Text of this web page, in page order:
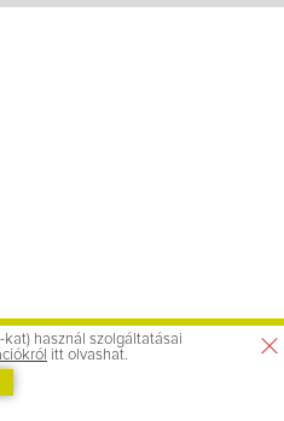
használ szolgáltatásai
itt olvashat.